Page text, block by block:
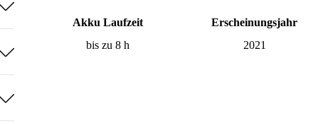
Akku Laufzeit
bis zu 8 h
Erscheinungsjahr
2021